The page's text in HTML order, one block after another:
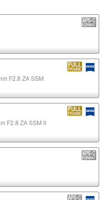
F2.8 ZA SSM
F2.8 ZA SSM II